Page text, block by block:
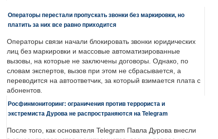
Операторы перестали пропускать звонки без маркировки, но
платить за них все равно приходится
Операторы связи начали блокировать звонки юридических
лиц без маркировки и массовые автоматизированные
вызовы, на которые не заключены договоры. Однако, по
словам экспертов, вызов при этом не сбрасывается, а
переводится на автоответчик, за который взимается плата с
абонентов.
Росфинмониторинг: ограничения против террориста и
экстремиста Дурова не распространяются на Telegram
После того, как основателя Telegram Павла Дурова внесли